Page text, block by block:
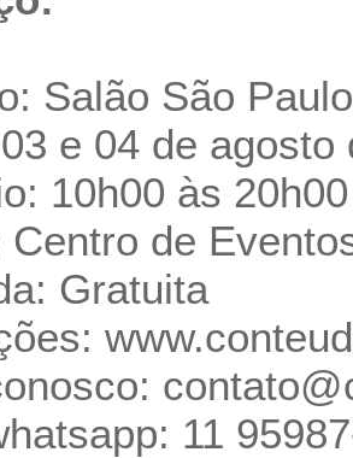
Salão São
e 04 de agosto
10h00 às 20h00
Centro de
Gratuita
11